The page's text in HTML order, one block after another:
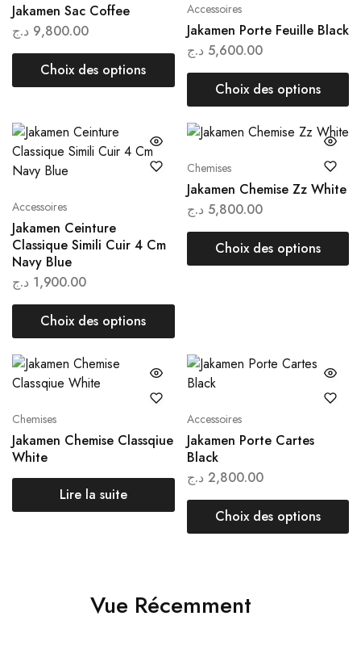
Jakamen Sac Coffee
9,800.00 د.ج
Choix des options
Accessoires
Jakamen Porte Feuille Black
5,600.00 د.ج
Choix des options
Accessoires
Jakamen Ceinture
Classique Simili Cuir 4 Cm
Navy Blue
1,900.00 د.ج
Choix des options
Chemises
Jakamen Chemise Zz White
5,800.00 د.ج
Choix des options
Chemises
Jakamen Chemise Classqiue
White
Lire la suite
Accessoires
Jakamen Porte Cartes
Black
2,800.00 د.ج
Choix des options
Vue Récemment